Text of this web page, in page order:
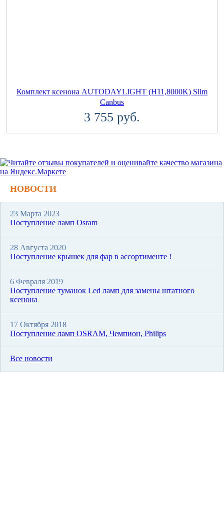
Комплект ксенона AUTODAYLIGHT (H11,8000K) Slim
Canbus
3 755 руб.
НОВОСТИ
23 Марта 2023
Поступление ламп Osram
28 Августа 2020
Поступление крышек для фар в ассортименте !
6 Февраля 2019
Поступление туманок Led ламп для замены штатного
ксенона
17 Октября 2018
Поступление ламп OSRAM, Чемпион, Philips
Все новости